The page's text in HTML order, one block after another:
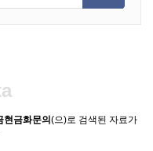
금화문의 (으)로 검색된 자료가